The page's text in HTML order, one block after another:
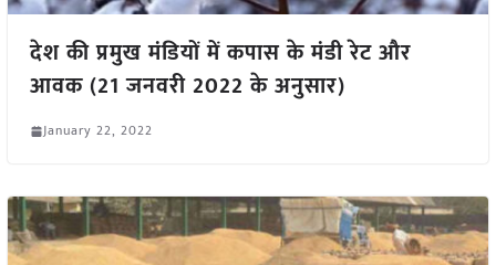
देश की प्रमुख मंडियों में कपास के मंडी रेट और
आवक (21 जनवरी 2022 के अनुसार)
January 22, 2022